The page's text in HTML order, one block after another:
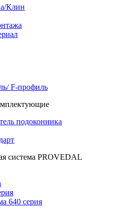
Клин
F-профиль
подоконника
система PROVEDAL
640 серия